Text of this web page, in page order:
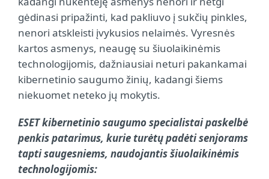
gėdinasi pripažinti, kad pakliuvo į sukčių pinkles,
nenori atskleisti įvykusios nelaimės. Vyresnės
kartos asmenys, neaugę su šiuolaikinėmis
technologijomis, dažniausiai neturi pakankamai
kibernetinio saugumo žinių, kadangi šiems
niekuomet neteko jų mokytis.
ESET kibernetinio saugumo specialistai paskelbė
penkis patarimus, kurie turėtų padėti senjorams
tapti saugesniems, naudojantis šiuolaikinėmis
technologijomis: